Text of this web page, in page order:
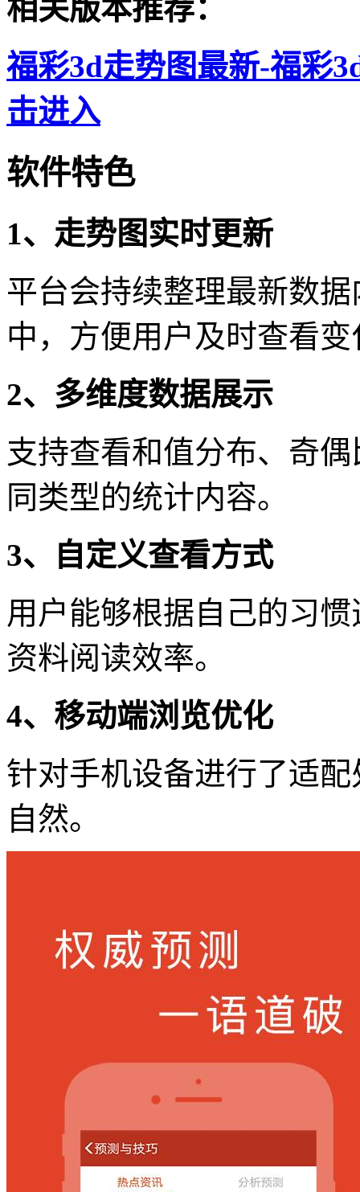
相关版本推荐：
福彩3d走势图最新-福彩
击进入
软件特色
1、走势图实时更新
平台会持续整理最新数
中，方便用户及时查看
2、多维度数据展示
支持查看和值分布、奇
同类型的统计内容。
3、自定义查看方式
用户能够根据自己的习
资料阅读效率。
4、移动端浏览优化
针对手机设备进行了适
自然。